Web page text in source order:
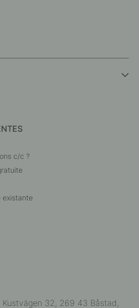
c/c ?
existante
Kustvägen 32, 269 43 Båstad,